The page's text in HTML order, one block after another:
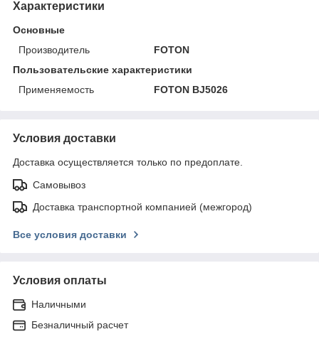
Характеристики
Основные
Производитель
FOTON
Пользовательские характеристики
Применяемость
FOTON BJ5026
Условия доставки
Доставка осуществляется только по предоплате.
Самовывоз
Доставка транспортной компанией (межгород)
Все условия доставки
Условия оплаты
Наличными
Безналичный расчет